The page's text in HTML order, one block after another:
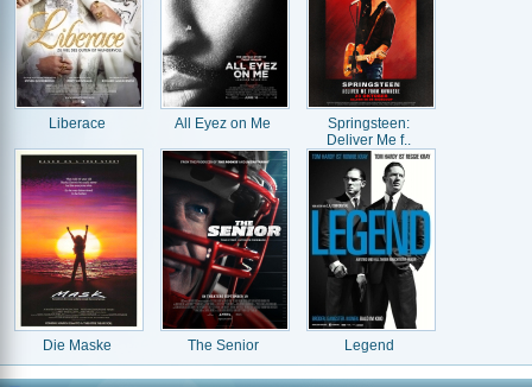
Liberace All Eyez on Me
Springsteen:
Deliver Me f..
Die Maske The Senior Legend